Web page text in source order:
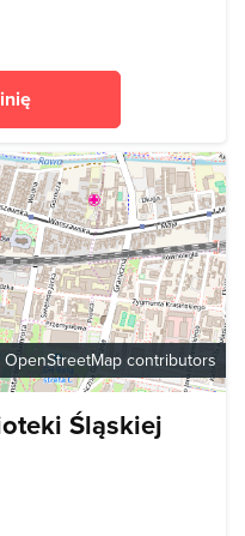
OpenStreetMap contributors
Śląskiej